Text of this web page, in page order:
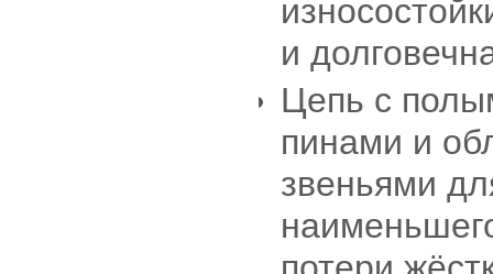
и
Цепь с
пинами и
звеньями